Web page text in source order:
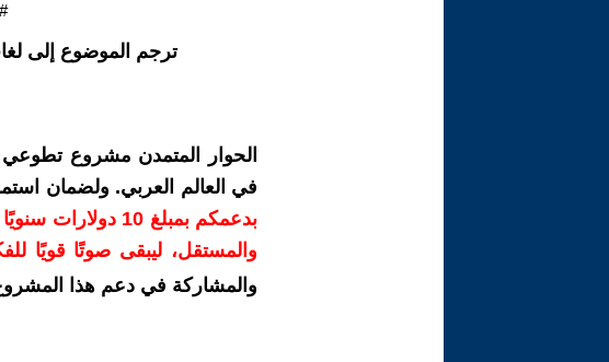
ترجم الموضوع إلى
الحوار المتمدن مشروع تطوعي
في العالم العربي. ولضمان
بدعمكم بمبلغ 10
والمستقل، ليبقى صوتًا قويًا
والمشاركة في دعم هذا